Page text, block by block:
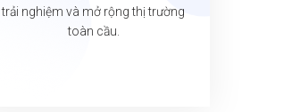
trải nghiệm và mở rộng thị trường
toàn cầu.